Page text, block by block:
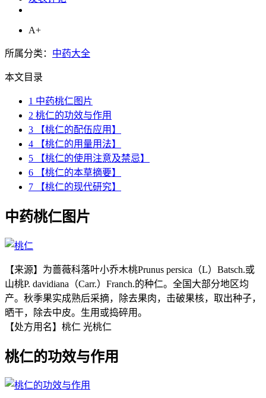
A+
所属分类： 中药大全
本文目录
1 中药桃仁图片
2 桃仁的功效与作用
3 【桃仁的配伍应用】
4 【桃仁的用量用法】
5 【桃仁的使用注意及禁忌】
6 【桃仁的本草摘要】
7 【桃仁的现代研究】
中药桃仁图片
【来源】为蔷薇科落叶小乔木桃Prunus persica（L）Batsch.或
山桃P. davidiana（Carr.）Franch.的种仁。全国大部分地区均
产。秋季果实成熟后采摘，除去果肉，击破果核，取出种子，
晒干，除去中皮。生用或捣碎用。
【处方用名】桃仁 光桃仁
桃仁的功效与作用